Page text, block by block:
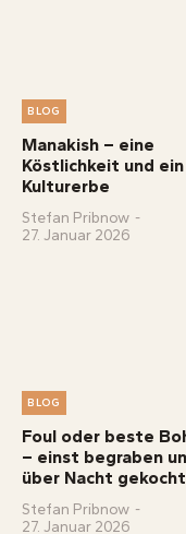
BLOG
Manakish – eine
Köstlichkeit und ein
Kulturerbe
Stefan Pribnow -
27. Januar 2026
BLOG
Foul oder beste
– einst begraben
über Nacht gekocht
Stefan Pribnow -
27. Januar 2026